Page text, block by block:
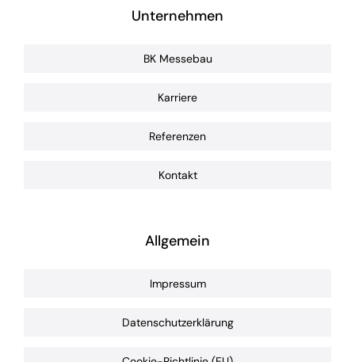
Unternehmen
BK Messebau
Karriere
Referenzen
Kontakt
Allgemein
Impressum
Datenschutzerklärung